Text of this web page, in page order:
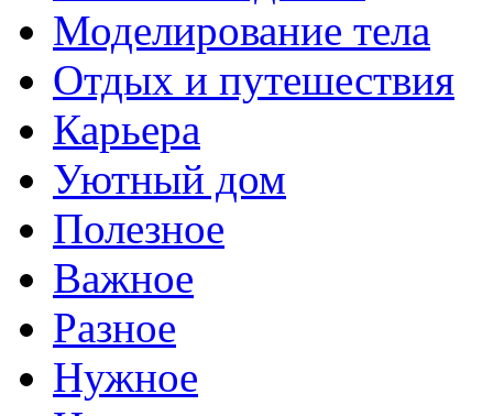
Моделирование тела
Отдых и путешествия
Карьера
Уютный дом
Полезное
Важное
Разное
Нужное